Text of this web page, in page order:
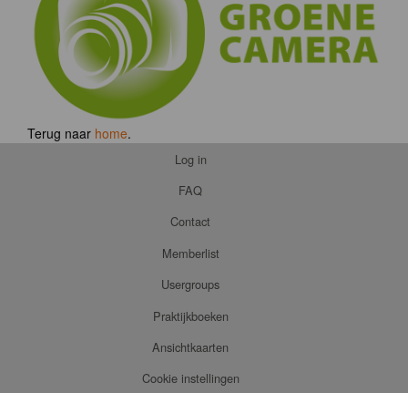
Terug naar home.
Log in
FAQ
Contact
Memberlist
Usergroups
Praktijkboeken
Ansichtkaarten
Cookie instellingen